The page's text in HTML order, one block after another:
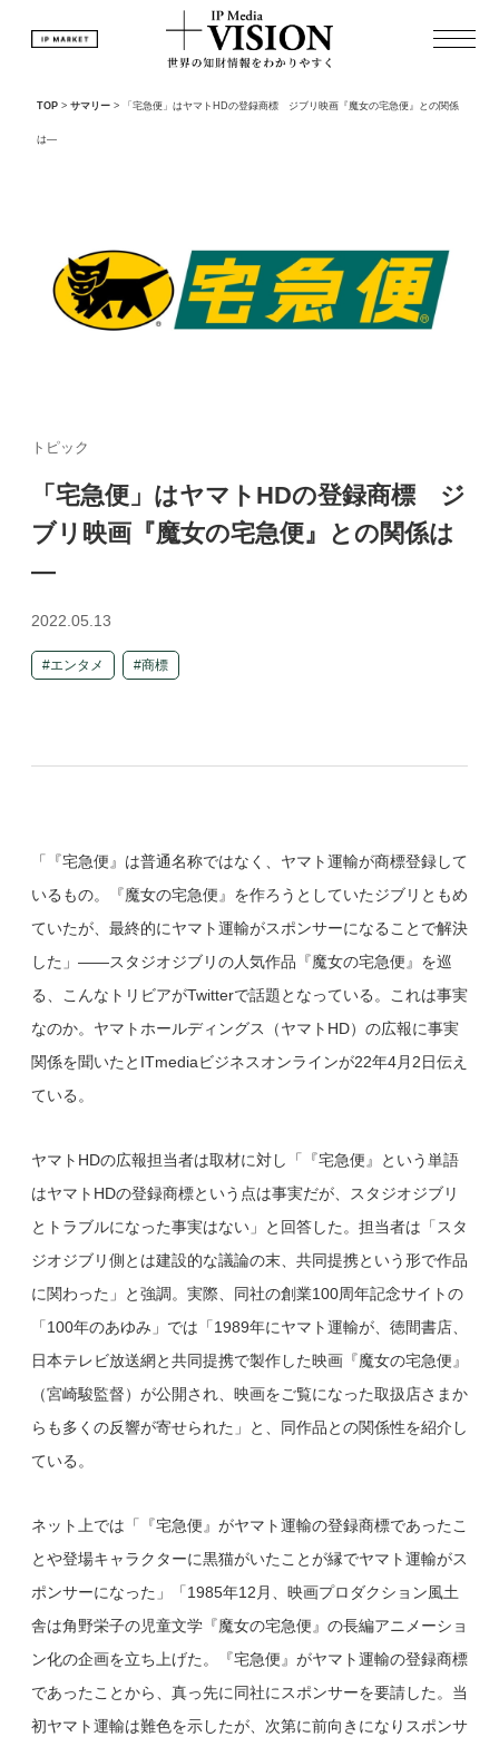
TOP > サマリー > 「宅急便」はヤマトHDの登録商標 ジブリ映画『魔女の宅急便』との関係
は—
トピック
「宅急便」はヤマトHDの登録商標 ジ
ブリ映画『魔女の宅急便』との関係は
—
2022.05.13
エンタメ 商標
「『宅急便』は普通名称ではなく、ヤマト運輸が商標登録して
いるもの。『魔女の宅急便』を作ろうとしていたジブリともめ
ていたが、最終的にヤマト運輸がスポンサーになることで解決
した」――スタジオジブリの人気作品『魔女の宅急便』を巡
る、こんなトリビアがTwitterで話題となっている。これは事実
なのか。ヤマトホールディングス（ヤマトHD）の広報に事実
関係を聞いたとITmediaビジネスオンラインが22年4月2日伝え
ている。
ヤマトHDの広報担当者は取材に対し「『宅急便』という単語
はヤマトHDの登録商標という点は事実だが、スタジオジブリ
とトラブルになった事実はない」と回答した。担当者は「スタ
ジオジブリ側とは建設的な議論の末、共同提携という形で作品
に関わった」と強調。実際、同社の創業100周年記念サイトの
「100年のあゆみ」では「1989年にヤマト運輸が、徳間書店、
日本テレビ放送網と共同提携で製作した映画『魔女の宅急便』
（宮崎駿監督）が公開され、映画をご覧になった取扱店さまか
らも多くの反響が寄せられた」と、同作品との関係性を紹介し
ている。
ネット上では「『宅急便』がヤマト運輸の登録商標であったこ
とや登場キャラクターに黒猫がいたことが縁でヤマト運輸がス
ポンサーになった」「1985年12月、映画プロダクション風土
舎は角野栄子の児童文学『魔女の宅急便』の長編アニメーショ
ン化の企画を立ち上げた。『宅急便』がヤマト運輸の登録商標
であったことから、真っ先に同社にスポンサーを要請した。当
初ヤマト運輸は難色を示したが、次第に前向きになりスポンサ